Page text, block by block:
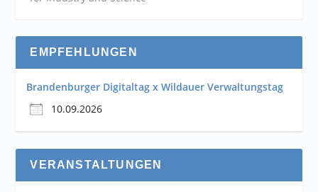
EMPFEHLUNGEN
Brandenburger Digitaltag x Wildauer Verwaltungstag
10.09.2026
VERANSTALTUNGEN